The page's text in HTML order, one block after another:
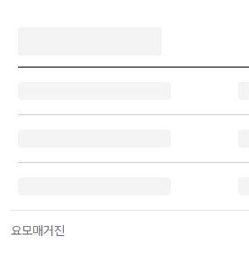
요모매거진